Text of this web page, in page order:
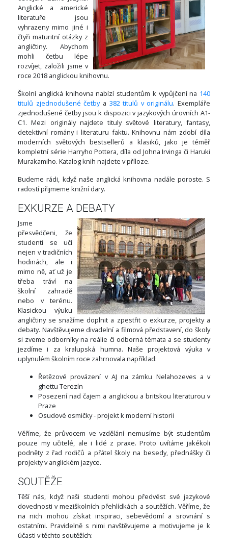
Anglické a americké
literatuře jsou
vyhrazeny mimo jiné i
čtyři maturitní otázky z
angličtiny. Abychom
mohli četbu lépe
rozvíjet, založili jsme v
roce 2018 anglickou knihovnu.
Školní anglická knihovna nabízí studentům k vypůjčení na 140
titulů zjednodušené četbya 382 titulů v originálu. Exempláře
zjednodušené četby jsou k dispozici v jazykových úrovních A1-
C1. Mezi originály najdete tituly světové literatury, fantasy,
detektivní romány i literaturu faktu. Knihovnu nám zdobí díla
moderních světových bestsellerů a klasiků, jako je téměř
kompletní série Harryho Pottera, díla od Johna Irvinga či Haruki
Murakamiho. Katalog knih najdete v příloze.
Budeme rádi, když naše anglická knihovna nadále poroste. S
radostí přijmeme knižní dary.
EXKURZE A DEBATY
Jsme
přesvědčeni, že
studenti se učí
nejen v tradičních
hodinách, ale i
mimo ně, ať už je
třeba tráví na
školní zahradě
nebo v terénu.
Klasickou výuku
angličtiny se snažíme doplnit a zpestřit o exkurze, projekty a
debaty. Navštěvujeme divadelní a filmová představení, do školy
si zveme odborníky na reálie či odborná témata a se studenty
jezdíme i za kralupská humna. Naše projektová výuka v
uplynulém školním roce zahrnovala například:
Řetězové provázení v AJ na zámku Nelahozeves a v
ghettu Terezín
Posezení nad čajem a anglickou a britskou literaturou v
Praze
Osudové osmičky - projekt k moderní historii
Věříme, že průvocem ve vzdělání nemusíme být studentům
pouze my učitelé, ale i lidé z praxe. Proto uvítáme jakékoli
podněty z řad rodičů a přátel školy na besedy, přednášky či
projekty v anglickém jazyce.
SOUTĚŽE
Těší nás, když naši studenti mohou předvést své jazykové
dovednosti v meziškolních přehlídkách a soutěžích. Věříme, že
na nich mohou získat inspiraci, sebevědomí a srovnání s
ostatními. Pravidelně s nimi navštěvujeme a motivujeme je k
účasti v těchto soutěžích: